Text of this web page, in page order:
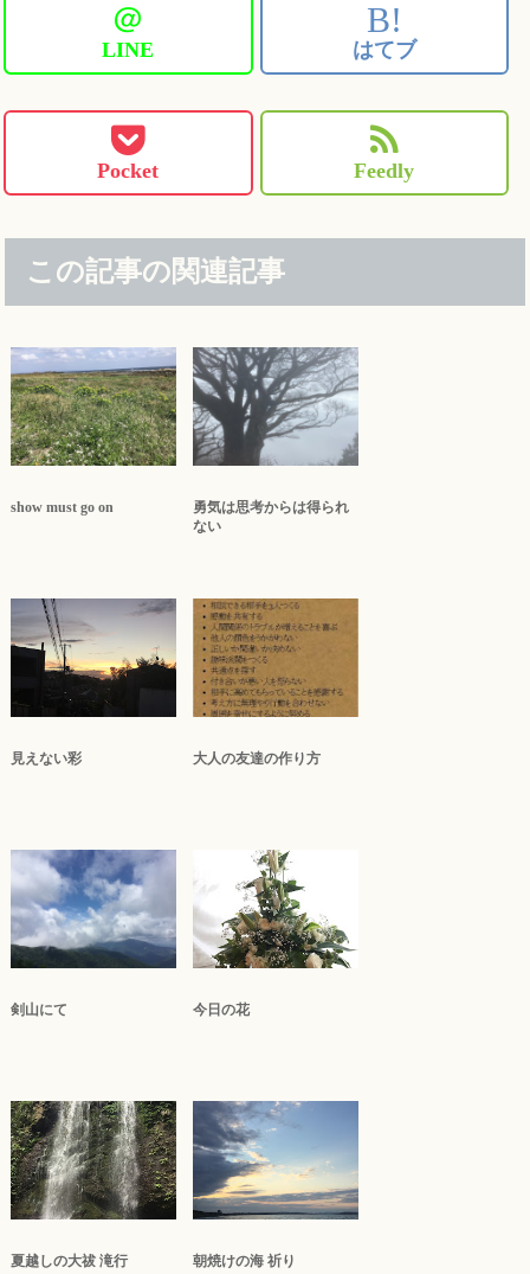
＠
LINE
B!
はてブ
Pocket Feedly
この記事の関連記事
show must go on
勇気は思考からは得られ
ない
見えない彩 大人の友達の作り方
剣山にて 今日の花
夏越しの大祓 滝行 朝焼けの海 祈り